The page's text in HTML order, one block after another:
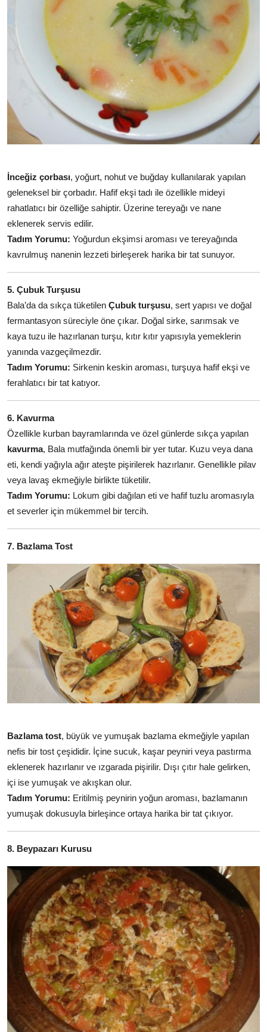
İnceğiz çorbası, yoğurt, nohut ve buğday kullanılarak yapılan
geleneksel bir çorbadır. Hafif ekşi tadı ile özellikle mideyi
rahatlatıcı bir özelliğe sahiptir. Üzerine tereyağı ve nane
eklenerek servis edilir.
Tadım Yorumu: Yoğurdun ekşimsi aroması ve tereyağında
kavrulmuş nanenin lezzeti birleşerek harika bir tat sunuyor.
5. Çubuk Turşusu
Bala’da da sıkça tüketilen Çubuk turşusu, sert yapısı ve doğal
fermantasyon süreciyle öne çıkar. Doğal sirke, sarımsak ve
kaya tuzu ile hazırlanan turşu, kıtır kıtır yapısıyla yemeklerin
yanında vazgeçilmezdir.
Tadım Yorumu: Sirkenin keskin aroması, turşuya hafif ekşi ve
ferahlatıcı bir tat katıyor.
6. Kavurma
Özellikle kurban bayramlarında ve özel günlerde sıkça yapılan
kavurma, Bala mutfağında önemli bir yer tutar. Kuzu veya dana
eti, kendi yağıyla ağır ateşte pişirilerek hazırlanır. Genellikle pilav
veya lavaş ekmeğiyle birlikte tüketilir.
Tadım Yorumu: Lokum gibi dağılan eti ve hafif tuzlu aromasıyla
et severler için mükemmel bir tercih.
7. Bazlama Tost
Bazlama tost, büyük ve yumuşak bazlama ekmeğiyle yapılan
nefis bir tost çeşididir. İçine sucuk, kaşar peyniri veya pastırma
eklenerek hazırlanır ve ızgarada pişirilir. Dışı çıtır hale gelirken,
içi ise yumuşak ve akışkan olur.
Tadım Yorumu: Eritilmiş peynirin yoğun aroması, bazlamanın
yumuşak dokusuyla birleşince ortaya harika bir tat çıkıyor.
8. Beypazarı Kurusu